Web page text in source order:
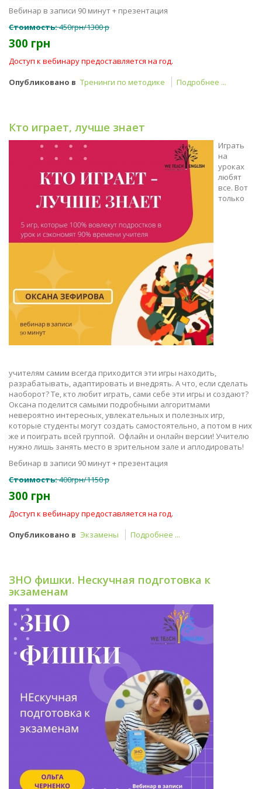
Вебинар в записи 90 минут + презентация
Стоимость:450грн/1300 р
300 грн
Доступ к вебинару предоставляется на год.
Опубликовано в Тренинги по методике Подробнее ...
Кто играет, лучше знает
Играть
на
уроках
любят
все. Вот
только
учителям самим всегда приходится эти игры находить,
разрабатывать, адаптировать и внедрять. А что, если сделать
наоборот? Те, кто любит играть, сами себе эти игры и создают?
Оксана поделится самыми подробными алгоритмами
невероятно интересных, увлекательных и полезных игр,
которые студенты могут создать самостоятельно, а потом в них
же и поиграть всей группой. Офлайн и онлайн версии! Учителю
нужно лишь занять место в зрительном зале и аплодировать!
Вебинар в записи 90 минут + презентация
Стоимость:400грн/1150 р
300 грн
Доступ к вебинару предоставляется на год.
Опубликовано в Экзамены Подробнее ...
ЗНО фишки. Нескучная подготовка к
экзаменам